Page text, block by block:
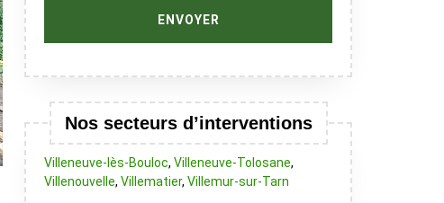
Nos secteurs d’interventions
Villeneuve-lès-Bouloc, Villeneuve-Tolosane,
Villenouvelle, Villematier, Villemur-sur-Tarn